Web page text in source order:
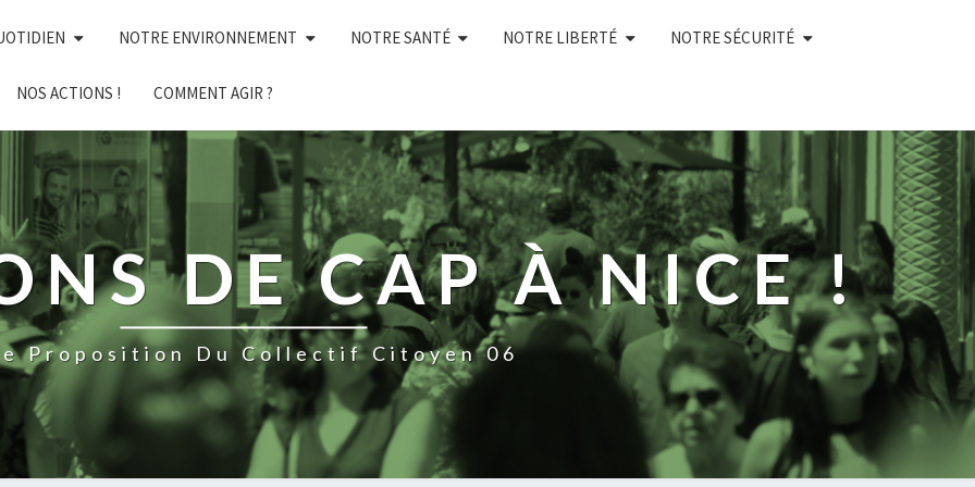
NOTRE ENVIRONNEMENT NOTRE SANTÉ NOTRE LIBERTÉ NOTRE SÉCURITÉ
NOS ACTIONS ! COMMENT AGIR ?
DE CAP À NICE !
Proposition Du Collectif Citoyen 06